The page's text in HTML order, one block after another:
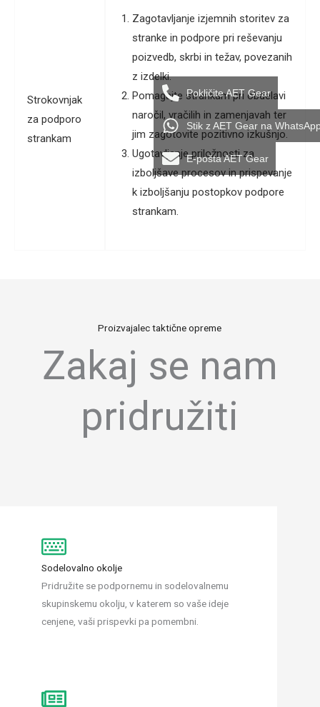
Strokovnjak
za podporo
strankam
Zagotavljanje izjemnih storitev za
stranke in podpore pri reševanju
poizvedb, skrbi in težav, povezanih
z izdelki.
Pomagajte strankam pri obdelavi
naročil, vračilih in zamenjavah ter
jim zagotovite pozitivno izkušnjo.
Ugotavljanje priložnosti za
izboljšave procesov in prispevanje
k izboljšanju postopkov podpore
strankam.
Proizvajalec taktične opreme
Zakaj se nam
pridružiti
Sodelovalno okolje
Pridružite se podpornemu in sodelovalnemu
skupinskemu okolju, v katerem so vaše ideje
cenjene, vaši prispevki pa pomembni.
Pokličite AET Gear
Stik z AET Gear na
E-pošta AET Gear